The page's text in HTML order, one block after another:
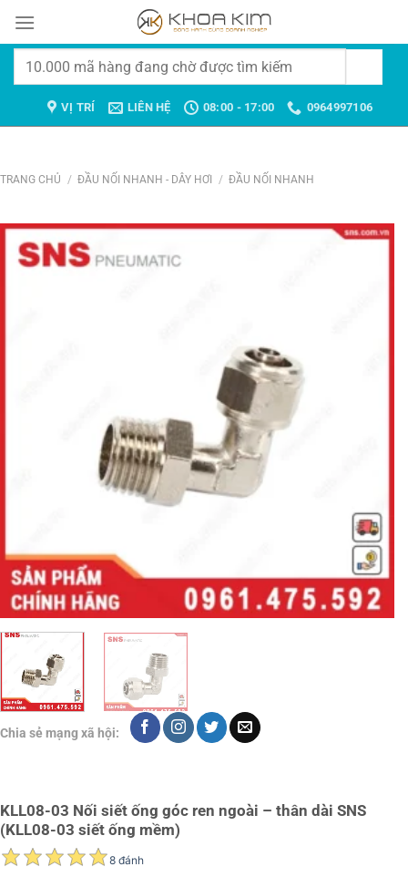
đến
Tìm
VỊ TRÍ LIÊN HỆ 08:00 - 17:00 0964997106
TRANG CHỦ / ĐẦU NỐI NHANH - DÂY HƠI / ĐẦU NỐI NHANH
Chia sẻ mạng xã hội:
KLL08-03 Nối siết ống góc ren ngoài – thân dài SNS
(KLL08-03 siết ống mềm)
8 đánh